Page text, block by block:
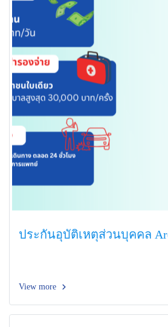
ประกันอุบัติเหตุส่วนบุคคล
View more